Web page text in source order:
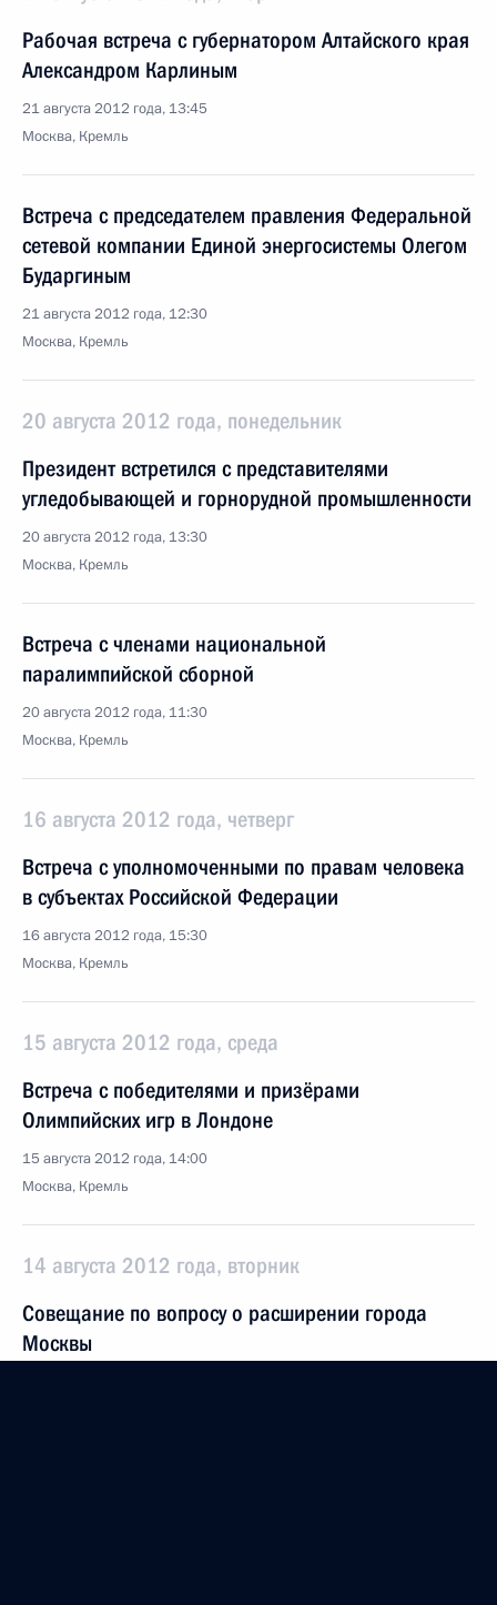
Рабочая встреча с губернатором Алтайского края
Александром Карлиным
21 августа 2012 года, 13:45
Москва, Кремль
Встреча с председателем правления Федеральной
сетевой компании Единой энергосистемы Олегом
Бударгиным
21 августа 2012 года, 12:30
Москва, Кремль
20 августа 2012 года, понедельник
Президент встретился с представителями
угледобывающей и горнорудной промышленности
20 августа 2012 года, 13:30
Москва, Кремль
Встреча с членами национальной
паралимпийской сборной
20 августа 2012 года, 11:30
Москва, Кремль
16 августа 2012 года, четверг
Встреча с уполномоченными по правам человека
в субъектах Российской Федерации
16 августа 2012 года, 15:30
Москва, Кремль
15 августа 2012 года, среда
Встреча с победителями и призёрами
Олимпийских игр в Лондоне
15 августа 2012 года, 14:00
Москва, Кремль
14 августа 2012 года, вторник
Совещание по вопросу о расширении города
Москвы